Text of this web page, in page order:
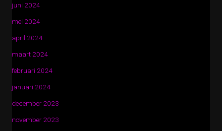
juni 2024
mei 2024
april 2024
maart 2024
februari 2024
januari 2024
december 2023
november 2023